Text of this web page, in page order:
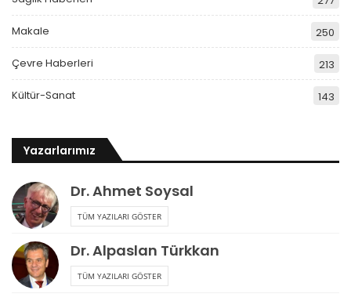
Makale 250
Çevre Haberleri 213
Kültür-Sanat 143
Yazarlarımız
Dr. Ahmet Soysal
TÜM YAZILARI GÖSTER
Dr. Alpaslan Türkkan
TÜM YAZILARI GÖSTER